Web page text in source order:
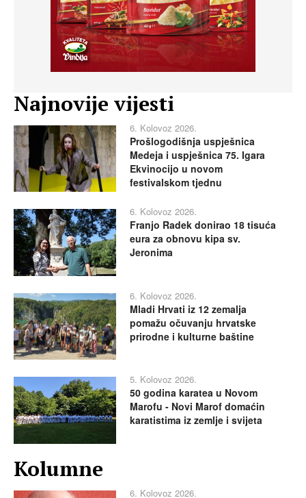
Najnovije vijesti
6. Kolovoz 2026.
Prošlogodišnja uspješnica
Medeja i uspješnica 75. Igara
Ekvinocijo u novom
festivalskom tjednu
6. Kolovoz 2026.
Franjo Radek donirao 18 tisuća
eura za obnovu kipa sv.
Jeronima
6. Kolovoz 2026.
Mladi Hrvati iz 12 zemalja
pomažu očuvanju hrvatske
prirodne i kulturne baštine
5. Kolovoz 2026.
50 godina karatea u Novom
Marofu - Novi Marof domaćin
karatistima iz zemlje i svijeta
Kolumne
6. Kolovoz 2026.